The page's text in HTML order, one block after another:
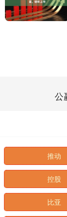
公
推动
控股
比亚